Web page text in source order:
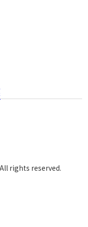
rights reserved.